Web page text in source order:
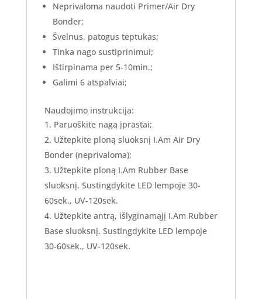
Neprivaloma naudoti Primer/Air Dry
Bonder;
Švelnus, patogus teptukas;
Tinka nago sustiprinimui;
Ištirpinama per 5-10min.;
Galimi 6 atspalviai;
Naudojimo instrukcija:
Paruoškite nagą įprastai;
Užtepkite ploną sluoksnį I.Am Air Dry
Bonder (neprivaloma);
Užtepkite ploną I.Am Rubber Base
sluoksnį. Sustingdykite LED lempoje 30-
60sek., UV-120sek.
Užtepkite antrą, išlyginamąjį I.Am Rubber
Base sluoksnį. Sustingdykite LED lempoje
30-60sek., UV-120sek.